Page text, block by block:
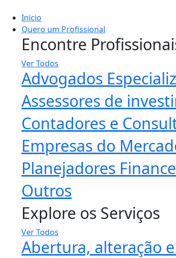
Inicio
Quero um Profissional
Encontre
Ver Todos
Advogados
Assessores de
Contadores e
Empresas do
Planejadores
Outros
Explore os Serviços
Ver Todos
Abertura, alteração